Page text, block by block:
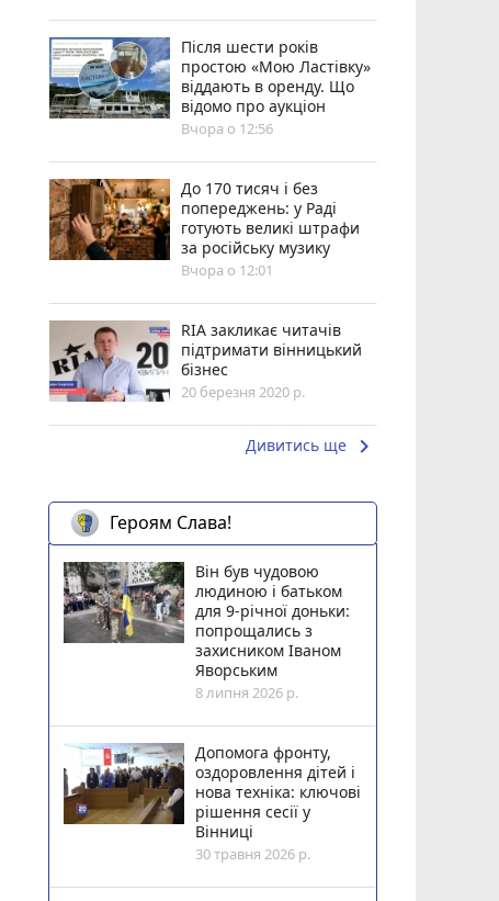
Після шести років
простою «Мою Ластівку»
віддають в оренду. Що
відомо про аукціон
Вчора о 12:56
До 170 тисяч і без
попереджень: у Раді
готують великі штрафи
за російську музику
Вчора о 12:01
RIA закликає читачів
підтримати вінницький
бізнес
20 березня 2020 р.
Дивитись ще keyboard_arrow_right
Героям Слава!
Він був чудовою
людиною і батьком
для 9-річної доньки:
попрощались з
захисником Іваном
Яворським
8 липня 2026 р.
Допомога фронту,
оздоровлення дітей і
нова техніка: ключові
рішення сесії у
Вінниці
30 травня 2026 р.